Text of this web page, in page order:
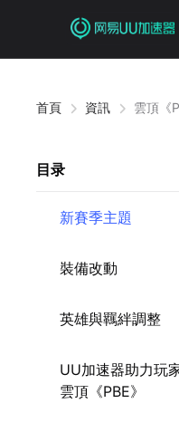
首頁 資訊 雲頂《
目录
新賽季主題
裝備改動
英雄與羈絆調整
UU加速器助力玩
雲頂《PBE》